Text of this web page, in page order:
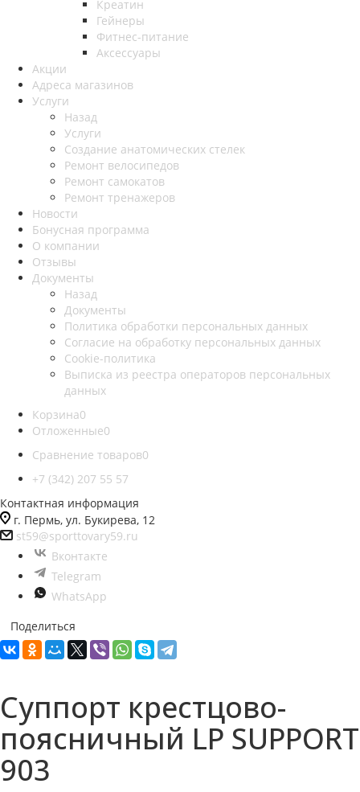
Креатин
Гейнеры
Фитнес-питание
Аксессуары
Акции
Адреса магазинов
Услуги
Назад
Услуги
Создание анатомических стелек
Ремонт велосипедов
Ремонт самокатов
Ремонт тренажеров
Новости
Бонусная программа
О компании
Отзывы
Документы
Назад
Документы
Политика обработки персональных данных
Согласие на обработку персональных данных
Cookie-политика
Выписка из реестра операторов персональных
данных
Корзина0
Отложенные0
Сравнение товаров0
+7 (342) 207 55 57
Контактная информация
г. Пермь, ул. Букирева, 12
st59@sporttovary59.ru
Вконтакте
Telegram
WhatsApp
Поделиться
Суппорт крестцово-
поясничный LP SUPPORT
903